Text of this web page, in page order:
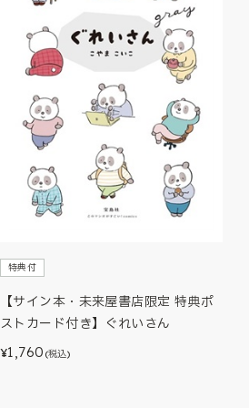
特典付
【サイン本・未来屋書店限定 特典ポ
ストカード付き】ぐれいさん
¥1,760 (税込)